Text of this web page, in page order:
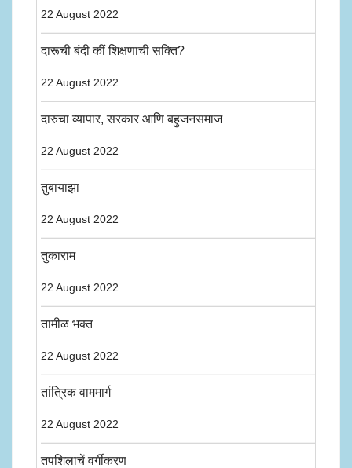
22 August 2022
दारूची बंदी कीं शिक्षणाची सक्ति?
22 August 2022
दारुचा व्यापार, सरकार आणि बहुजनसमाज
22 August 2022
तुबायाझा
22 August 2022
तुकाराम
22 August 2022
तामीळ भक्त
22 August 2022
तांत्रिक वाममार्ग
22 August 2022
तपशिलाचें वर्गीकरण